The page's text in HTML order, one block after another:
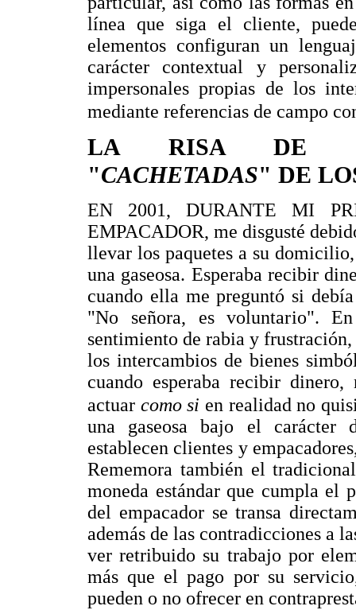
línea que siga el cliente,
elementos configuran un
carácter contextual y
impersonales propias de los
mediante referencias de campo
LA RISA DE
"CACHETADAS" DE
EN 2001, DURANTE MI
EMPACADOR, me disgusté
llevar los paquetes a su
una gaseosa. Esperaba recibir
cuando ella me preguntó si
"No señora, es voluntario".
sentimiento de rabia y frustración,
los intercambios de bienes
cuando esperaba recibir
actuar como si en realidad no
una gaseosa bajo el carácter
establecen clientes y
Rememora también el
moneda estándar que cumpla el
del empacador se transa
además de las contradicciones a
ver retribuido su trabajo por
más que el pago por su
pueden o no ofrecer en